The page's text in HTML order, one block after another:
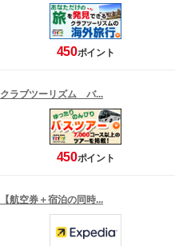
450ポイント
クラブツーリズム バ...
450ポイント
【航空券＋宿泊の同時...